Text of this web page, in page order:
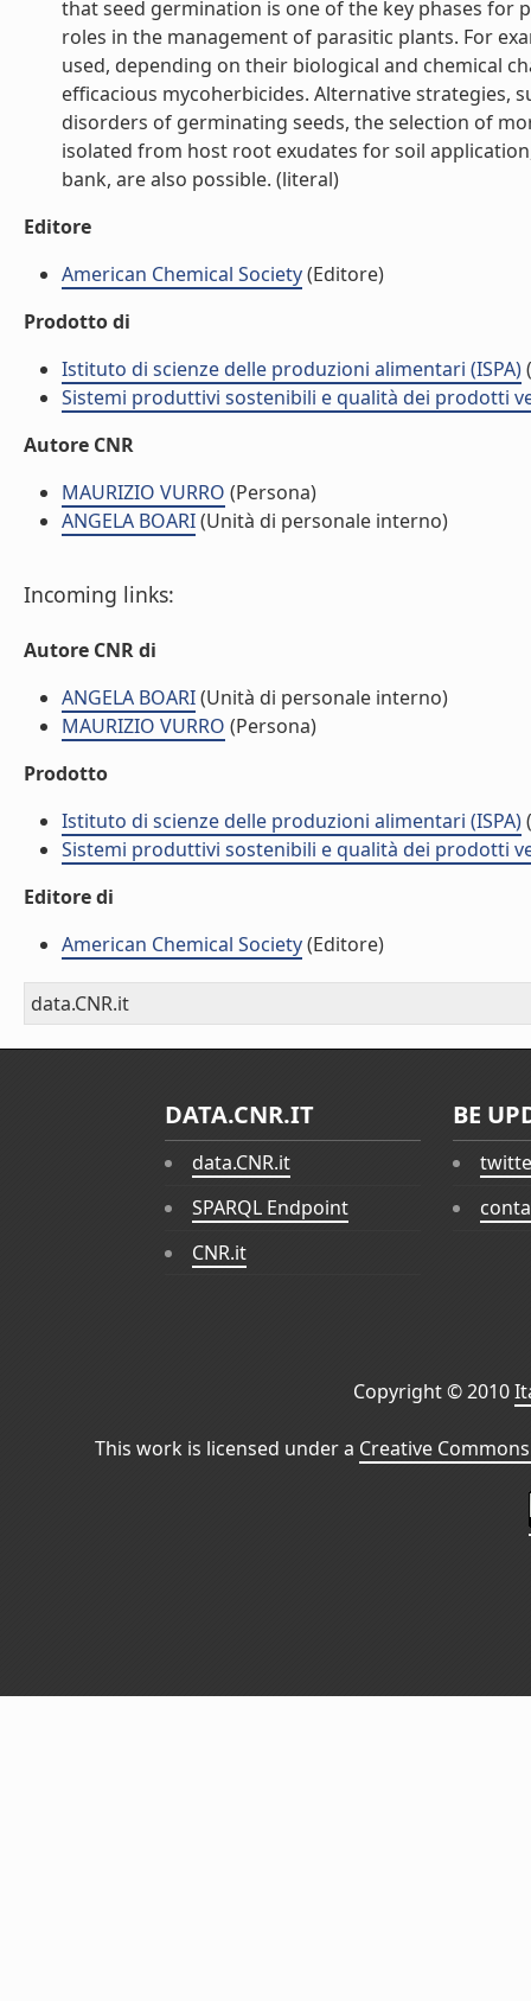
that seed germination is one of the key phases
roles in the management of parasitic plants. For
used, depending on their biological and chemical
efficacious mycoherbicides. Alternative strategies,
disorders of germinating seeds, the selection of
isolated from host root exudates for soil
bank, are also possible. (literal)
Editore
American Chemical Society(Editore)
Prodotto di
Istituto di scienze delle produzioni alimentari (ISPA)
Sistemi produttivi sostenibili e qualità dei prodotti
Autore CNR
MAURIZIO VURRO (Persona)
ANGELA BOARI(Unità di personale interno)
Incoming links:
Autore CNR di
ANGELA BOARI(Unità di personale interno)
MAURIZIO VURRO (Persona)
Prodotto
Istituto di scienze delle produzioni alimentari (ISPA)
Sistemi produttivi sostenibili e qualità dei prodotti
Editore di
American Chemical Society(Editore)
data.CNR.it
DATA.CNR.IT
data.CNR.it
SPARQL Endpoint
CNR.it
BE
Copyright © 2010
This work is licensed under a Creative